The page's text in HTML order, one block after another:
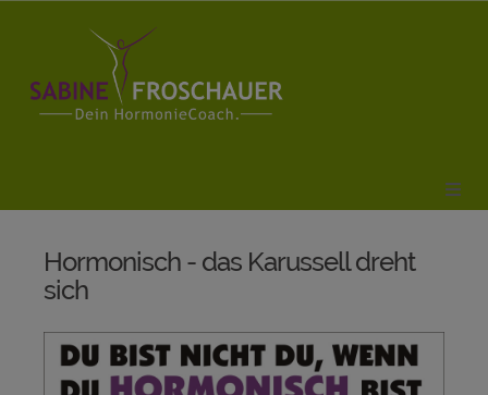
Hormonisch - das Karussell dreht
sich